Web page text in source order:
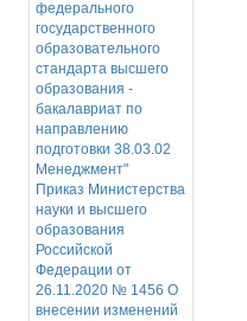
федерального
государственного
образовательного
стандарта высшего
образования -
бакалавриат по
направлению
подготовки 38.03.02
Менеджмент"
Приказ Министерства
науки и высшего
образования
Российской
Федерации от
26.11.2020 № 1456 О
внесении изменений